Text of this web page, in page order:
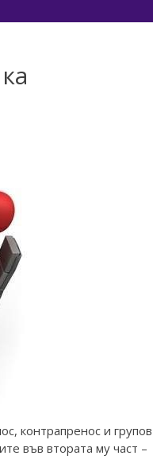
контрапренос и групов
във втората му част –